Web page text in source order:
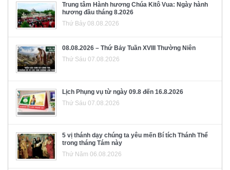
Trung tâm Hành hương Chúa Kitô Vua: Ngày hành
hương đầu tháng 8.2026
Thứ Bảy 08.08.2026
08.08.2026 – Thứ Bảy Tuần XVIII Thường Niên
Thứ Sáu 07.08.2026
Lịch Phụng vụ từ ngày 09.8 đến 16.8.2026
Thứ Sáu 07.08.2026
5 vị thánh dạy chúng ta yêu mến Bí tích Thánh Thể
trong tháng Tám này
Thứ Năm 06.08.2026